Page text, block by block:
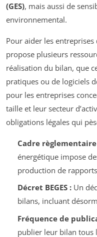
(GES), mais aussi de
environnemental.
Pour aider les entreprises
propose plusieurs
réalisation du bilan, que
pratiques ou de logiciels
pour les entreprises
taille et leur secteur
obligations légales qui
Cadre
énergétique impose
production de
Décret BEGES :Un
bilans, incluant
Fréquence de
publier leur bilan tous